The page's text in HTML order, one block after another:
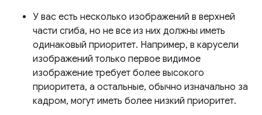
У вас есть несколько изображений в верхней
части сгиба, но не все из них должны иметь
одинаковый приоритет. Например, в карусели
изображений только первое видимое
изображение требует более высокого
приоритета, а остальные, обычно изначально за
кадром, могут иметь более низкий приоритет.